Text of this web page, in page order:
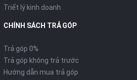
Triết lý kinh doanh
CHÍNH SÁCH TRẢ GÓP
Trả góp 0%
Trả góp không trả trước
Hướng dẫn mua trả góp